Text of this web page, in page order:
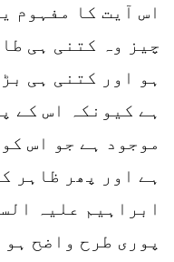
اس آیت کا مفہوم
چیز وہ کتنی ہی
ہو اور کتنی ہی
ہے کیونکہ اس کے
موجود ہے جو اس
ہے اور پھر ظاہر
ابراہیم علیہ
پوری طرح واضح ہو